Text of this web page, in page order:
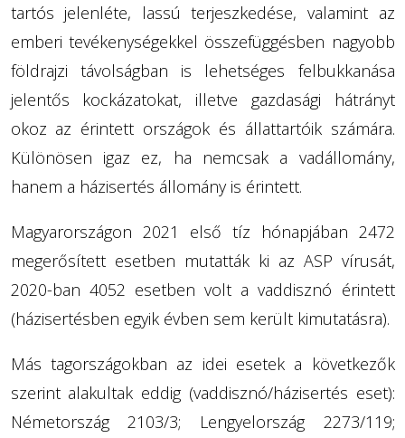
tartós jelenléte, lassú terjeszkedése, valamint az
emberi tevékenységekkel összefüggésben nagyobb
földrajzi távolságban is lehetséges felbukkanása
jelentős kockázatokat, illetve gazdasági hátrányt
okoz az érintett országok és állattartóik számára.
Különösen igaz ez, ha nemcsak a vadállomány,
hanem a házisertés állomány is érintett.
Magyarországon 2021 első tíz hónapjában 2472
megerősített esetben mutatták ki az ASP vírusát,
2020-ban 4052 esetben volt a vaddisznó érintett
(házisertésben egyik évben sem került kimutatásra).
Más tagországokban az idei esetek a következők
szerint alakultak eddig (vaddisznó/házisertés eset):
Németország 2103/3; Lengyelország 2273/119;